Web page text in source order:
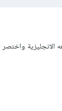
الانجليزية